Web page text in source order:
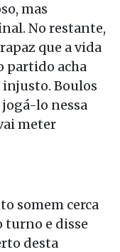
mas
No restante,
que a vida
partido acha
injusto. Boulos
lo nessa
meter
somem cerca
turno e disse
desta